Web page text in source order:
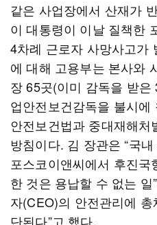
같은 사업장에서 산재가
이 대통령이 이날 질책한
4차례 근로자 사망사고가
에 대해 고용부는 본사와
장 65곳(이미 감독을 받
업안전보건감독을 불시
안전보건법과 중대재해
방침이다. 김 장관은 “국
포스코이앤씨에서 후진
한 것은 용납할 수 없는 일
자(CEO)의 안전관리에
단된다”고 했다.